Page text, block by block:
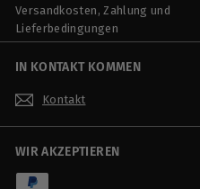
Versandkosten, Zahlung und
Lieferbedingungen
IN KONTAKT KOMMEN
Kontakt
WIR AKZEPTIEREN